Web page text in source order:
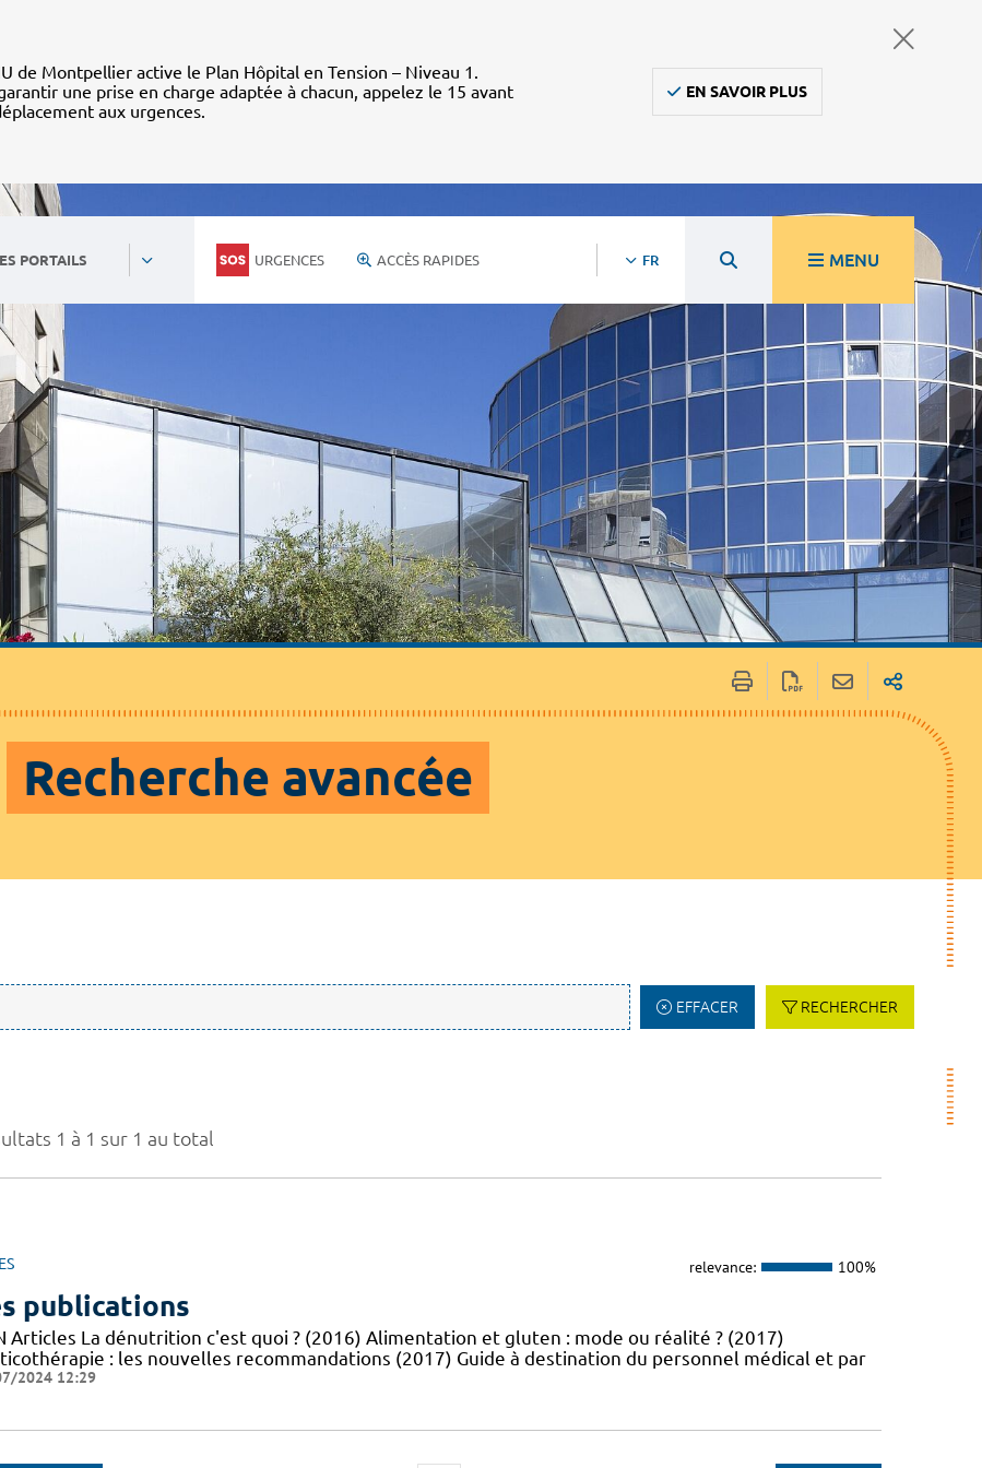
de Montpellier active le Plan Hôpital en Tension – Niveau 1.
une prise en charge adaptée à chacun, appelez le 15 avant
aux urgences.
EN SAVOIR PLUS
PORTAILS URGENCES ACCÈS RAPIDES FR MENU
Recherche avancée
EFFACER RECHERCHER
1 à 1 sur 1 au total
relevance: 100%
publications
Articles La dénutrition c'est quoi ? (2016) Alimentation et gluten : mode ou réalité ? (2017)
: les nouvelles recommandations (2017) Guide à destination du personnel médical et par
2024 12:29